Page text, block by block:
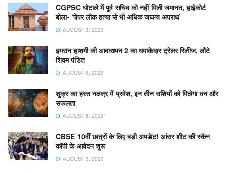
CGPSC घोटाले में पूर्व सचिव को नहीं मिली जमानत, हाईकोर्ट
बोला- ‘पेपर लीक हत्या से भी अधिक जघन्य अपराध’
AUGUST 6, 2026
इमरान हाशमी की आवारापन 2 का धमाकेदार ट्रेलर रिलीज, लौटे
शिवम पंडित
AUGUST 6, 2026
शुक्र का हस्त नक्षत्र में प्रवेश, इन तीन राशियों को मिलेगा धन और
सफलता
AUGUST 6, 2026
CBSE 10वीं छात्रों के लिए बड़ी अपडेट! आंसर शीट की स्कैन
कॉपी के आवेदन शुरू
AUGUST 6, 2026